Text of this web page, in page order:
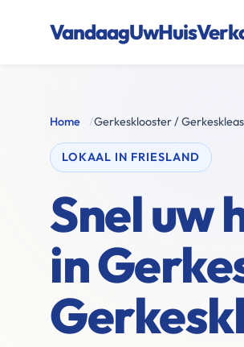
Home /Gerkesklooster /
LOKAAL IN FRIESLAND
Snel uw
in